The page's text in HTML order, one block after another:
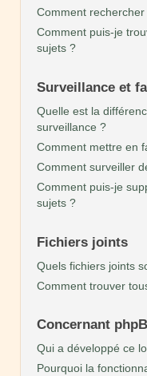
Comment
Comment puis-je
sujets ?
Surveillance et
Quelle est la
surveillance ?
Comment mettre en
Comment surveiller
Comment puis-je
sujets ?
Fichiers joints
Quels fichiers joints
Comment trouver
Concernant
Qui a développé ce
Pourquoi la